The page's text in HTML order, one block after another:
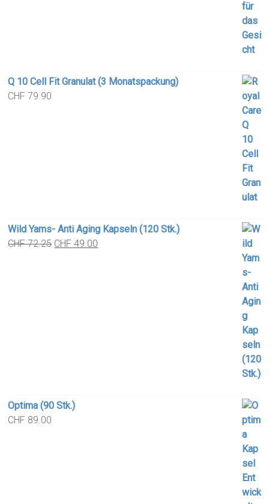
Q 10 Cell Fit Granulat (3 Monatspackung)
CHF 79.90
Wild Yams- Anti Aging Kapseln (120 Stk.)
CHF72.25 Original
CHF 49.00
Optima (90 Stk.)
CHF 89.00